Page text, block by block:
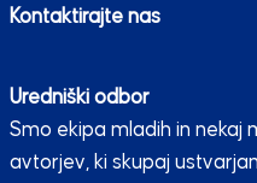
Kontaktirajte nas
Uredniški odbor
Smo ekipa mladih in nekaj
avtorjev, ki skupaj